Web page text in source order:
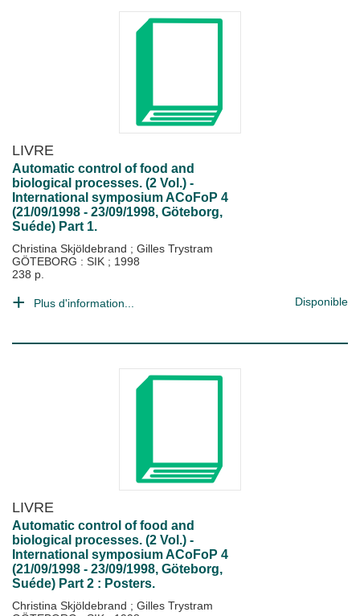
LIVRE
Automatic control of food and
biological processes. (2 Vol.) -
International symposium ACoFoP 4
(21/09/1998 - 23/09/1998, Göteborg,
Suéde) Part 1.
Christina Skjöldebrand ; Gilles Trystram
GÖTEBORG : SIK ; 1998
238 p.
Plus d'information... Disponible
LIVRE
Automatic control of food and
biological processes. (2 Vol.) -
International symposium ACoFoP 4
(21/09/1998 - 23/09/1998, Göteborg,
Suéde) Part 2 : Posters.
Christina Skjöldebrand ; Gilles Trystram